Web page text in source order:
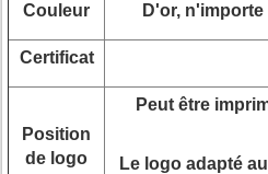
Couleur D'or,
Certificat
Position
de logo
Peut être
Le logo adapté